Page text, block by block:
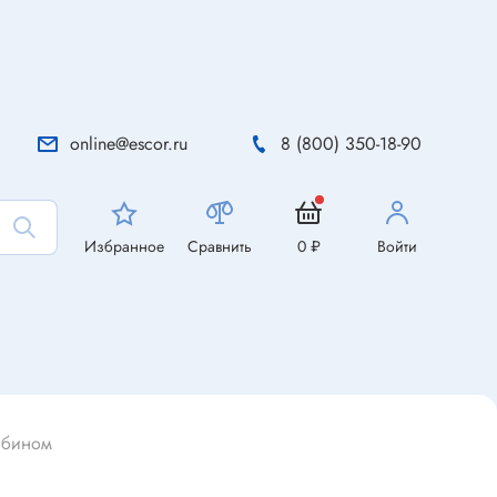
online@escor.ru 8 (800) 350-18-90
Избранное Сравнить 0 ₽ Войти